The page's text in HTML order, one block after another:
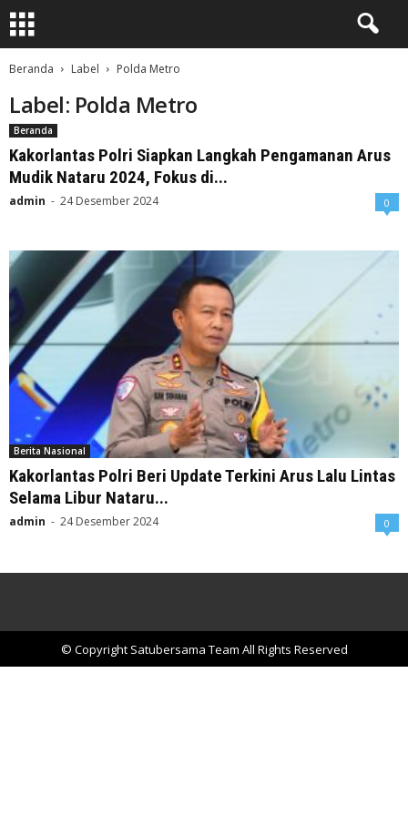
Beranda Label Polda Metro
Label: Polda Metro
Beranda
Kakorlantas Polri Siapkan Langkah Pengamanan Arus
Mudik Nataru 2024, Fokus di...
admin - 24 Desember 2024 0
Berita Nasional
Kakorlantas Polri Beri Update Terkini Arus Lalu Lintas
Selama Libur Nataru...
admin - 24 Desember 2024 0
© Copyright Satubersama Team All Rights Reserved